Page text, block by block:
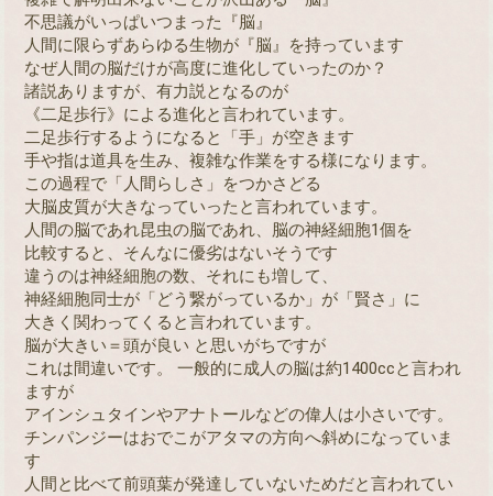
不思議がいっぱいつまった『脳』
人間に限らずあらゆる生物が『脳』を持っています
なぜ人間の脳だけが高度に進化していったのか？
諸説ありますが、有力説となるのが
《二足歩行》による進化と言われています。
二足歩行するようになると「手」が空きます
手や指は道具を生み、複雑な作業をする様になります。
この過程で「人間らしさ」をつかさどる
大脳皮質が大きなっていったと言われています。
人間の脳であれ昆虫の脳であれ、脳の神経細胞1個を
比較すると、そんなに優劣はないそうです
違うのは神経細胞の数、それにも増して、
神経細胞同士が「どう繋がっているか」が「賢さ」に
大きく関わってくると言われています。
脳が大きい＝頭が良い と思いがちですが
これは間違いです。 一般的に成人の脳は約1400ccと言われ
ますが
アインシュタインやアナトールなどの偉人は小さいです。
チンパンジーはおでこがアタマの方向へ斜めになっていま
す
人間と比べて前頭葉が発達していないためだと言われてい